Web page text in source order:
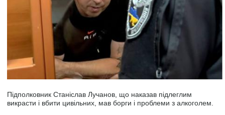
Підполковник Станіслав Лучанов, що наказав підлеглим
викрасти і вбити цивільних, мав борги і проблеми з алкоголем.